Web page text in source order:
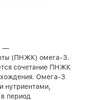
—
(ПНЖК) омега-3.
сочетание ПНЖК
Омега-3
нутриентами,
период